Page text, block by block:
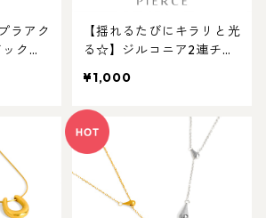
ラアク
クジ
象商品
【揺れるたびにキラリと光
る☆】ジルコニア2連チェ
ス キャンペーン対象商品
¥1,000